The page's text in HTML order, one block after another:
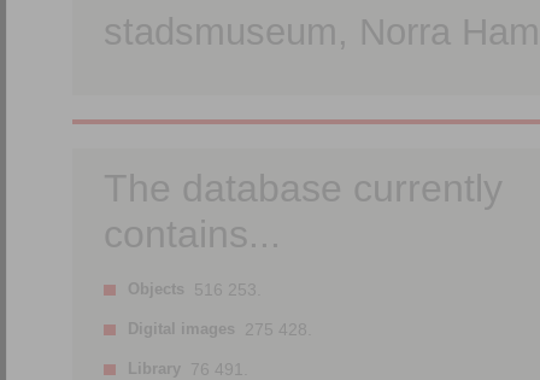
stadsmuseum, Norra
The database currently
contains...
Objects 516 253.
Digital images 275 428.
Library 76 491.